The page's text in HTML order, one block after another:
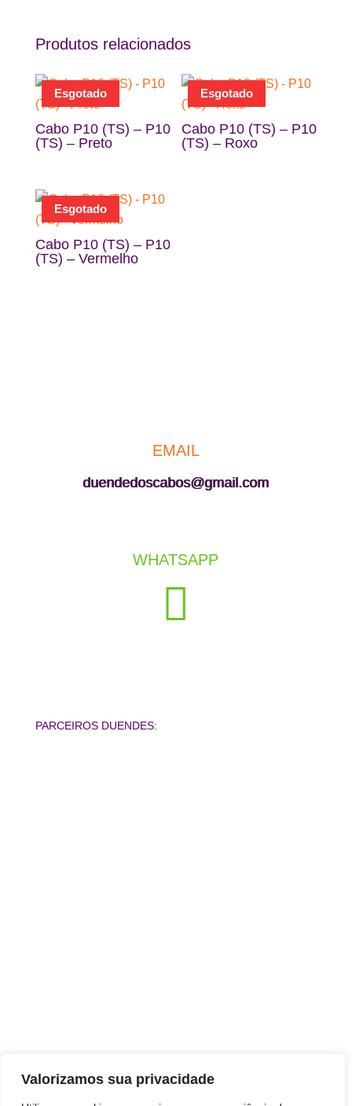
Valorizamos sua privacidade
Produtos relacionados
Esgotado
Cabo P10 (TS) – P10
(TS) – Preto
Esgotado
Cabo P10 (TS) – P10
(TS) – Roxo
Esgotado
Cabo P10 (TS) – P10
(TS) – Vermelho
EMAIL
duendedoscabos@gmail.com
WHATSAPP

PARCEIROS DUENDES: